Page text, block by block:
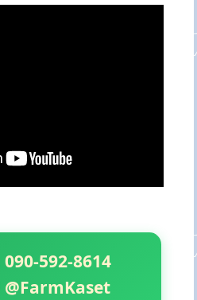
090-592-8614
@FarmKaset